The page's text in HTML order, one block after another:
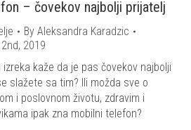
– čovekov najbolji prijatelj
By Aleksandra Karadzic
2019
kaže da je pas čovekov najbolji
slažete sa tim? Ili možda sve o
i poslovnom životu, zdravim i
ipak zna mobilni telefon?